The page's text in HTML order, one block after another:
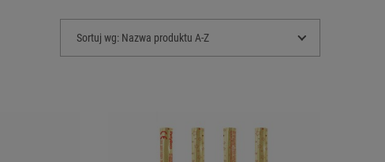
Sortuj wg: Nazwa produktu A-Z